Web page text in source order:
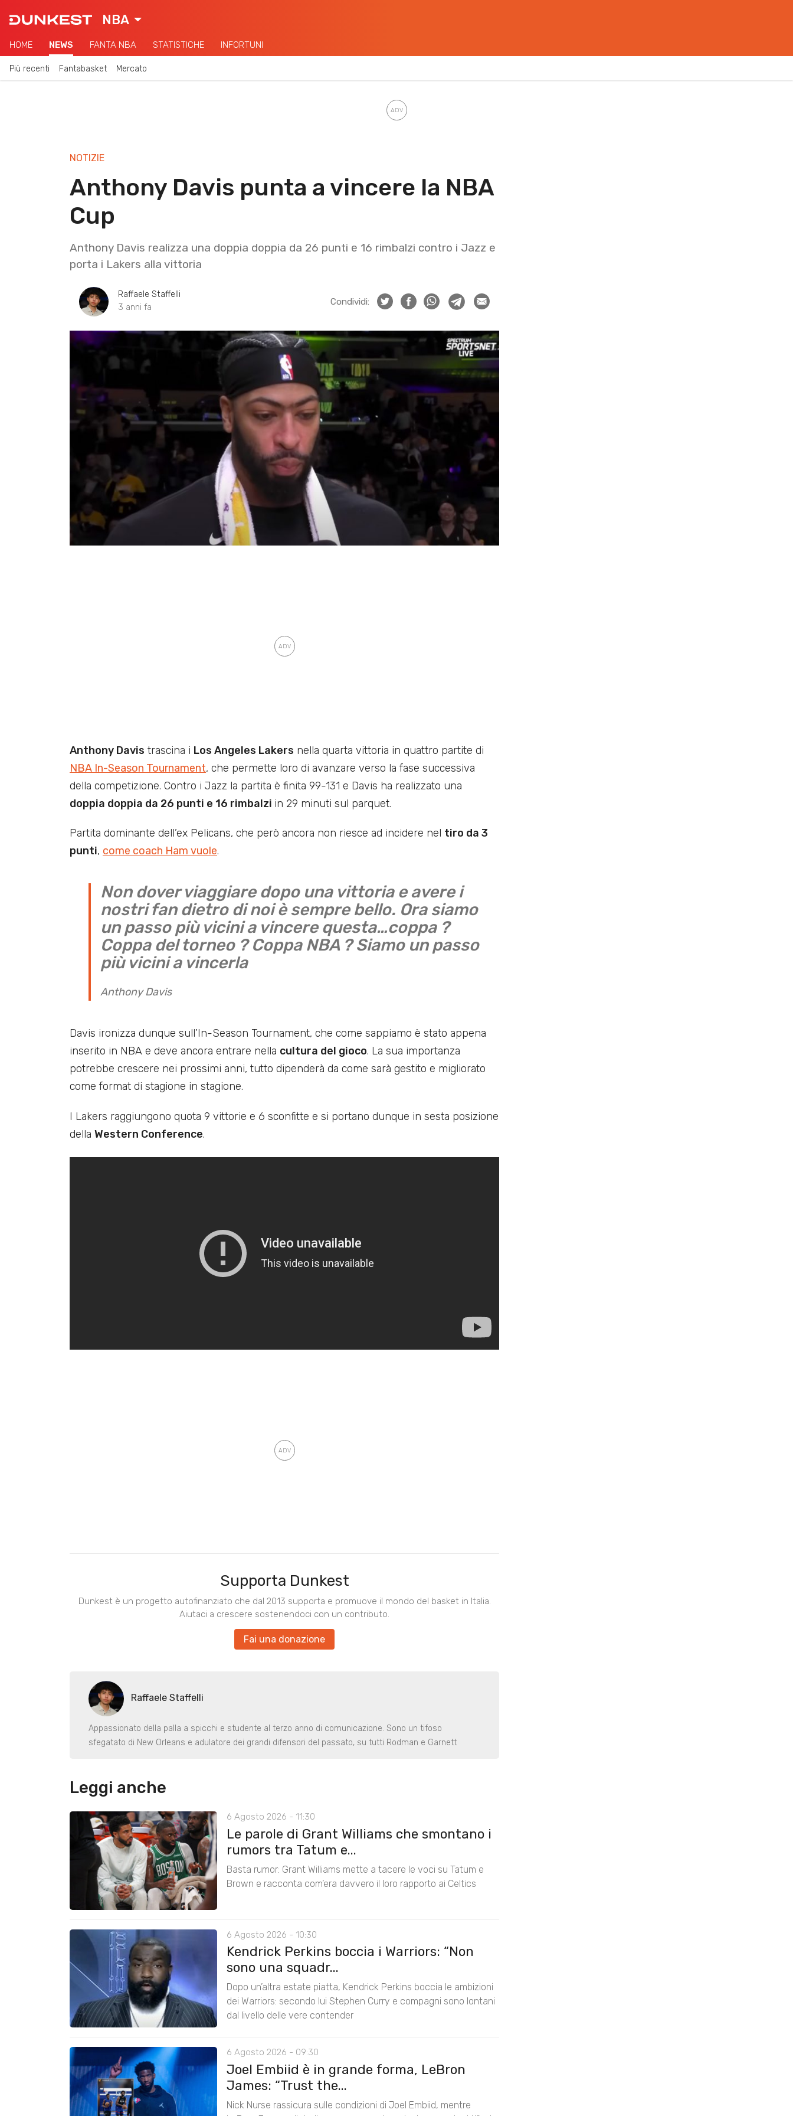
NBA
HOME NEWS FANTA NBA STATISTICHE INFORTUNI
Più recenti Fantabasket Mercato
NOTIZIE
Anthony Davis punta a vincere la NBA
Cup
Anthony Davis realizza una doppia doppia da 26 punti e 16 rimbalzi contro i Jazz e
porta i Lakers alla vittoria
Raffaele Staffelli
3 anni fa
Condividi:
Anthony Davis trascina i Los Angeles Lakers nella quarta vittoria in quattro partite di
NBA In-Season Tournament, che permette loro di avanzare verso la fase successiva
della competizione. Contro i Jazz la partita è finita 99-131 e Davis ha realizzato una
doppia doppia da 26 punti e 16 rimbalzi in 29 minuti sul parquet.
Partita dominante dell’ex Pelicans, che però ancora non riesce ad incidere nel tiro da 3
punti, come coach Ham vuole.
Non dover viaggiare dopo una vittoria e avere i
nostri fan dietro di noi è sempre bello. Ora siamo
un passo più vicini a vincere questa…coppa ?
Coppa del torneo ? Coppa NBA ? Siamo un passo
più vicini a vincerla
Anthony Davis
Davis ironizza dunque sull’In-Season Tournament, che come sappiamo è stato appena
inserito in NBA e deve ancora entrare nella cultura del gioco. La sua importanza
potrebbe crescere nei prossimi anni, tutto dipenderà da come sarà gestito e migliorato
come format di stagione in stagione.
I Lakers raggiungono quota 9 vittorie e 6 sconfitte e si portano dunque in sesta posizione
della Western Conference.
Supporta Dunkest
Dunkest è un progetto autofinanziato che dal 2013 supporta e promuove il mondo del basket in Italia.
Aiutaci a crescere sostenendoci con un contributo.
Fai una donazione
Raffaele Staffelli
Appassionato della palla a spicchi e studente al terzo anno di comunicazione. Sono un tifoso
sfegatato di New Orleans e adulatore dei grandi difensori del passato, su tutti Rodman e Garnett
Leggi anche
6 Agosto 2026 - 11:30
Le parole di Grant Williams che smontano i
rumors tra Tatum e...
Basta rumor: Grant Williams mette a tacere le voci su Tatum e
Brown e racconta com’era davvero il loro rapporto ai Celtics
6 Agosto 2026 - 10:30
Kendrick Perkins boccia i Warriors: “Non
sono una squadr...
Dopo un’altra estate piatta, Kendrick Perkins boccia le ambizioni
dei Warriors: secondo lui Stephen Curry e compagni sono lontani
dal livello delle vere contender
6 Agosto 2026 - 09:30
Joel Embiid è in grande forma, LeBron
James: “Trust the...
Nick Nurse rassicura sulle condizioni di Joel Embiid, mentre